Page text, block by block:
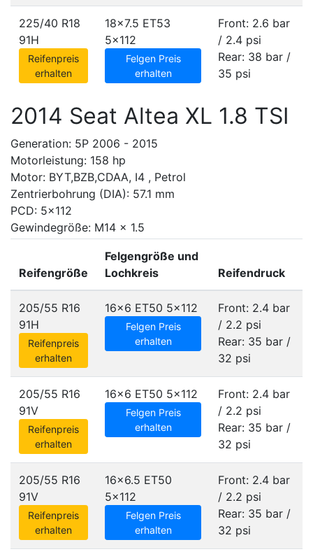
225/40 R18
91H
Reifenpreis
erhalten
18x7.5 ET53
5x112
Felgen Preis
erhalten
Front: 2.6 bar
/ 2.4 psi
Rear: 38 bar /
35 psi
2014 Seat Altea XL 1.8 TSI
Generation: 5P 2006 - 2015
Motorleistung: 158 hp
Motor: BYT,BZB,CDAA, I4 , Petrol
Zentrierbohrung (DIA): 57.1 mm
PCD: 5x112
Gewindegröße: M14 x 1.5
Reifengröße
Felgengröße und
Lochkreis
Reifendruck
205/55 R16
91H
Reifenpreis
erhalten
16x6 ET50 5x112
Felgen Preis
erhalten
Front: 2.4 bar
/ 2.2 psi
Rear: 35 bar /
32 psi
205/55 R16
91V
Reifenpreis
erhalten
16x6 ET50 5x112
Felgen Preis
erhalten
Front: 2.4 bar
/ 2.2 psi
Rear: 35 bar /
32 psi
205/55 R16
91V
Reifenpreis
erhalten
16x6.5 ET50
5x112
Felgen Preis
erhalten
Front: 2.4 bar
/ 2.2 psi
Rear: 35 bar /
32 psi